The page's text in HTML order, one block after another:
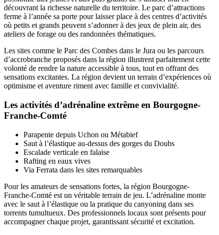
découvrant la richesse naturelle du territoire. Le parc d’attractions
ferme à l’année sa porte pour laisser place à des centres d’activités
où petits et grands peuvent s’adonner à des jeux de plein air, des
ateliers de forage ou des randonnées thématiques.
Les sites comme le Parc des Combes dans le Jura ou les parcours
d’accrobranche proposés dans la région illustrent parfaitement cette
volonté de rendre la nature accessible à tous, tout en offrant des
sensations excitantes. La région devient un terrain d’expériences où
optimisme et aventure riment avec famille et convivialité.
Les activités d’adrénaline extrême en Bourgogne-
Franche-Comté
Parapente depuis Uchon ou Métabief
Saut à l’élastique au-dessus des gorges du Doubs
Escalade verticale en falaise
Rafting en eaux vives
Via Ferrata dans les sites remarquables
Pour les amateurs de sensations fortes, la région Bourgogne-
Franche-Comté est un véritable terrain de jeu. L’adrénaline monte
avec le saut à l’élastique ou la pratique du canyoning dans ses
torrents tumultueux. Des professionnels locaux sont présents pour
accompagner chaque projet, garantissant sécurité et excitation.